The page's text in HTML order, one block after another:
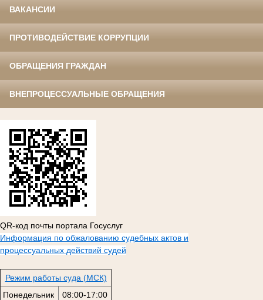
ВАКАНСИИ
ПРОТИВОДЕЙСТВИЕ КОРРУПЦИИ
ОБРАЩЕНИЯ ГРАЖДАН
ВНЕПРОЦЕССУАЛЬНЫЕ ОБРАЩЕНИЯ
QR-код почты портала Госуслуг
Информация по обжалованию судебных актов и
процессуальных действий судей
Режим работы суда (МСК)
Понедельник
08:00-17:00